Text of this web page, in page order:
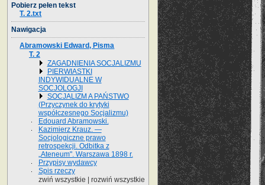
Pobierz pełen tekst
T. 2.txt
Nawigacja
Abramowski Edward, Pisma
T. 2
ZAGADNIENIA SOCJALIZMU
PIERWIASTKI
INDYWIDUALNE W
SOCJOLOGJI
SOCJALIZM A PAŃSTWO
(Przyczynek do krytyki
współczesnego Socjalizmu)
Edouard Abramowski.
Kazimierz Krauz. —
Socjologiczne prawo
retrospekcji. Odbitka z
„Ateneum". Warszawa 1898 r.
Przypisy wydawcy
Spis rzeczy
zwiń wszystkie
rozwiń wszystkie